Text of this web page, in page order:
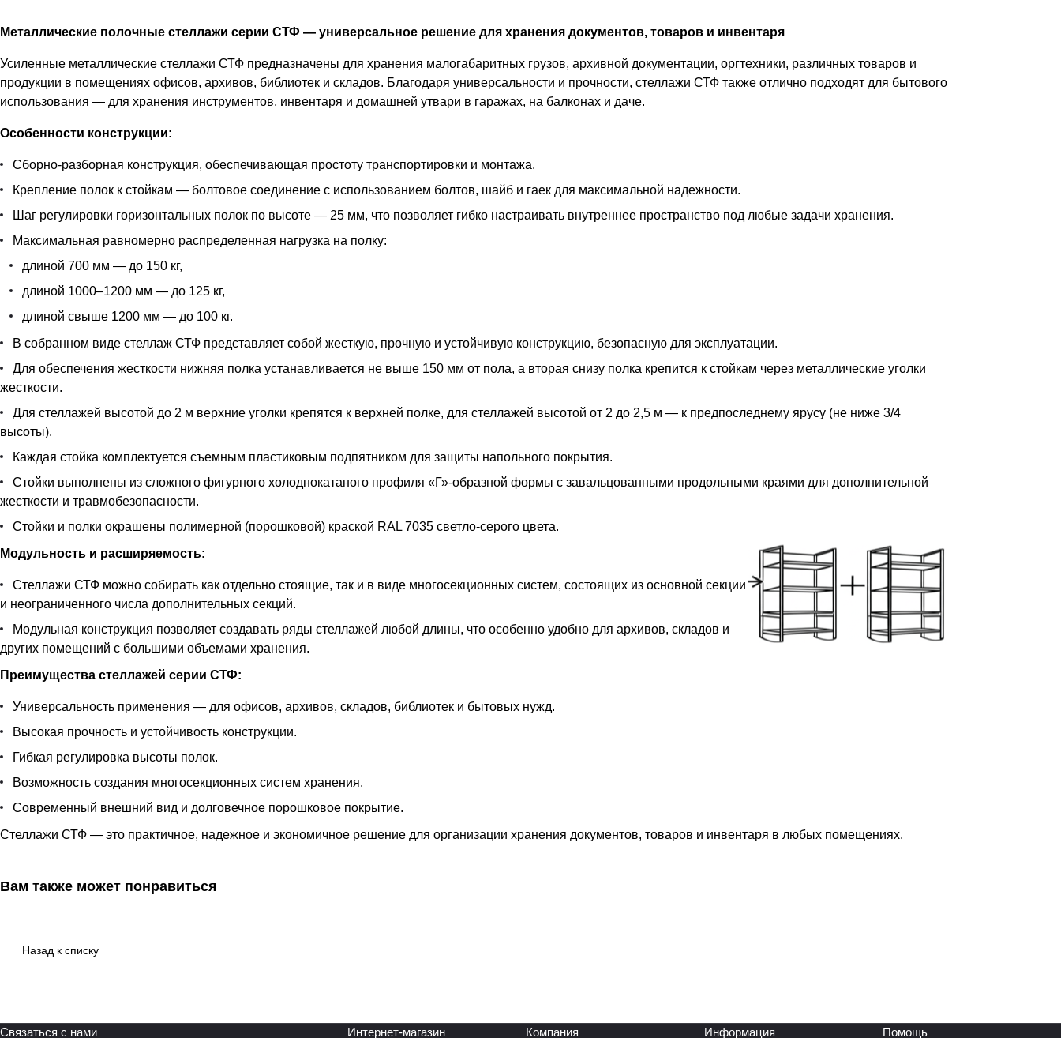
Металлические полочные стеллажи серии СТФ — универсальное решение для хранения документов, товаров и инвентаря
Усиленные металлические стеллажи СТФ предназначены для хранения малогабаритных грузов, архивной документации, оргтехники, различных товаров и
продукции в помещениях офисов, архивов, библиотек и складов. Благодаря универсальности и прочности, стеллажи СТФ также отлично подходят для бытового
использования — для хранения инструментов, инвентаря и домашней утвари в гаражах, на балконах и даче.
Особенности конструкции:
Сборно-разборная конструкция, обеспечивающая простоту транспортировки и монтажа.
Крепление полок к стойкам — болтовое соединение с использованием болтов, шайб и гаек для максимальной надежности.
Шаг регулировки горизонтальных полок по высоте — 25 мм, что позволяет гибко настраивать внутреннее пространство под любые задачи хранения.
Максимальная равномерно распределенная нагрузка на полку:
длиной 700 мм — до 150 кг,
длиной 1000–1200 мм — до 125 кг,
длиной свыше 1200 мм — до 100 кг.
В собранном виде стеллаж СТФ представляет собой жесткую, прочную и устойчивую конструкцию, безопасную для эксплуатации.
Для обеспечения жесткости нижняя полка устанавливается не выше 150 мм от пола, а вторая снизу полка крепится к стойкам через металлические уголки
жесткости.
Для стеллажей высотой до 2 м верхние уголки крепятся к верхней полке, для стеллажей высотой от 2 до 2,5 м — к предпоследнему ярусу (не ниже 3/4
высоты).
Каждая стойка комплектуется съемным пластиковым подпятником для защиты напольного покрытия.
Стойки выполнены из сложного фигурного холоднокатаного профиля «Г»-образной формы с завальцованными продольными краями для дополнительной
жесткости и травмобезопасности.
Стойки и полки окрашены полимерной (порошковой) краской RAL 7035 светло-серого цвета.
Модульность и расширяемость:
Стеллажи СТФ можно собирать как отдельно стоящие, так и в виде многосекционных систем, состоящих из основной секции
и неограниченного числа дополнительных секций.
Модульная конструкция позволяет создавать ряды стеллажей любой длины, что особенно удобно для архивов, складов и
других помещений с большими объемами хранения.
Преимущества стеллажей серии СТФ:
Универсальность применения — для офисов, архивов, складов, библиотек и бытовых нужд.
Высокая прочность и устойчивость конструкции.
Гибкая регулировка высоты полок.
Возможность создания многосекционных систем хранения.
Современный внешний вид и долговечное порошковое покрытие.
Стеллажи СТФ — это практичное, надежное и экономичное решение для организации хранения документов, товаров и инвентаря в любых помещениях.
Вам также может понравиться
Назад к списку
Связаться с нами Интернет-магазин Компания Информация Помощь